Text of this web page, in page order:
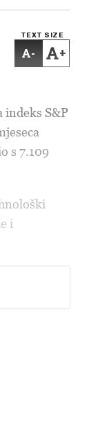
TEXT SIZE
- +
indeks S&P
s 7.109
i